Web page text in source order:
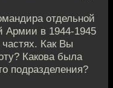
отдельной
Армии в 1944-1945
Как Вы
Какова была
подразделения?